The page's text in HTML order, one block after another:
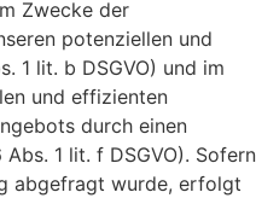
Zwecke der
potenziellen und
1 lit. b DSGVO) und im
und effizienten
durch einen
1 lit. f DSGVO). Sofern
abgefragt wurde, erfolgt